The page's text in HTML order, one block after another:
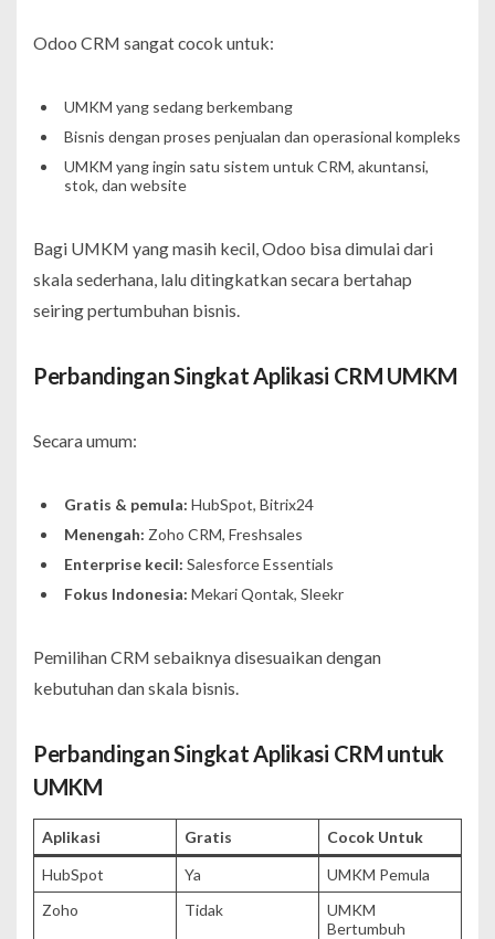
Odoo CRM sangat cocok untuk:
UMKM yang sedang berkembang
Bisnis dengan proses penjualan dan operasional kompleks
UMKM yang ingin satu sistem untuk CRM, akuntansi,
stok, dan website
Bagi UMKM yang masih kecil, Odoo bisa dimulai dari
skala sederhana, lalu ditingkatkan secara bertahap
seiring pertumbuhan bisnis.
Perbandingan Singkat Aplikasi CRM UMKM
Secara umum:
Gratis & pemula: HubSpot, Bitrix24
Menengah: Zoho CRM, Freshsales
Enterprise kecil: Salesforce Essentials
Fokus Indonesia: Mekari Qontak, Sleekr
Pemilihan CRM sebaiknya disesuaikan dengan
kebutuhan dan skala bisnis.
Perbandingan Singkat Aplikasi CRM untuk
UMKM
Aplikasi Gratis
Cocok Untuk
HubSpot
Ya
UMKM Pemula
Zoho
Tidak
UMKM
Bertumbuh